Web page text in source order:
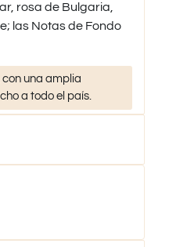
rosa de Bulgaria,
las Notas de Fondo
con una amplia
a todo el país.